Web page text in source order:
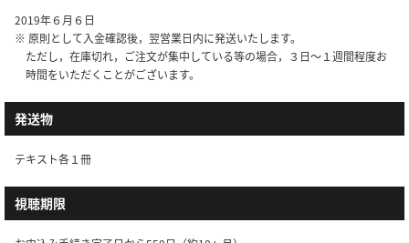
2019年６月６日
※ 原則として入金確認後，翌営業日内に発送いたします。
ただし，在庫切れ，ご注文が集中している等の場合，３日～１週間程度お
時間をいただくことがございます。
発送物
テキスト各１冊
視聴期限